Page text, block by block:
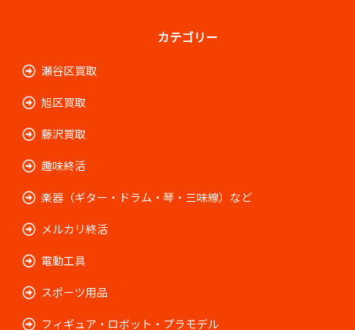
カテゴリー
瀬谷区買取
旭区買取
藤沢買取
趣味終活
楽器（ギター・ドラム・琴・三味線）など
メルカリ終活
電動工具
スポーツ用品
フィギュア・ロボット・プラモデル